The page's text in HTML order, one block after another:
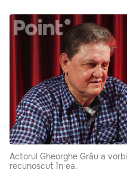
Actorul Gheorghe Grâu a
recunoscut în ea.